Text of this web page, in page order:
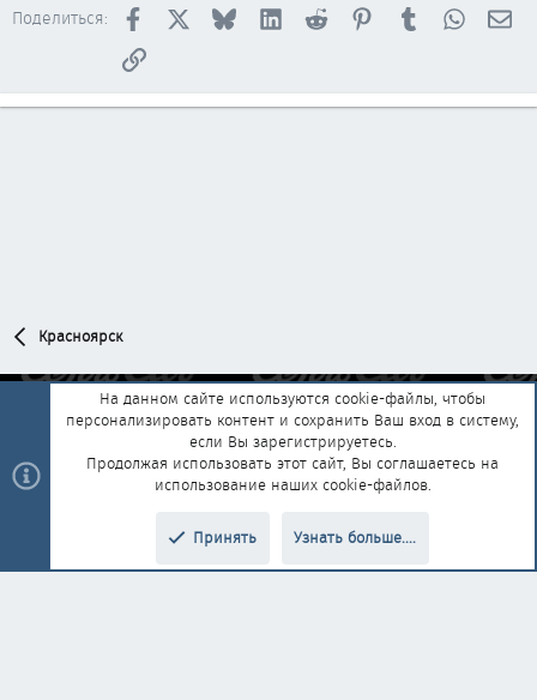
Поделиться: Facebook BlueskyLinkedInReddit PinterestTumblr
Ссылка
Красноярск
Обратная связь
Условия и правила
Политика конфиденциальности
Помощь Главная
R
add-ons by ThemeHouse Перевод от Jumuro®
На данном сайте используются cookie-файлы, чтобы
персонализировать контент и сохранить Ваш вход в систему,
если Вы зарегистрируетесь.
Продолжая использовать этот сайт, Вы соглашаетесь на
использование наших cookie-файлов.
Принять Узнать больше....